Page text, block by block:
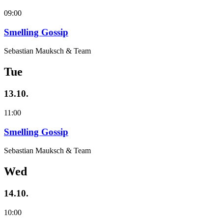
09:00
Smelling Gossip
Sebastian Mauksch & Team
Tue
13.10.
11:00
Smelling Gossip
Sebastian Mauksch & Team
Wed
14.10.
10:00